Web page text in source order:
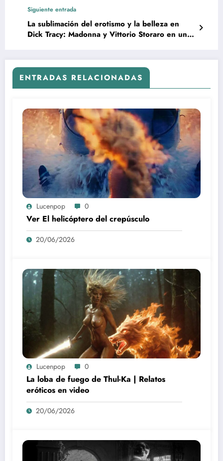
mitopoética de Star wars
Siguiente entrada
La sublimación del erotismo y la belleza en
Dick Tracy: Madonna y Vittorio Storaro en una
ENTRADAS RELACIONADAS
Lucenpop 0
Ver El helicóptero del crepúsculo
20/06/2026
Lucenpop 0
La loba de fuego de Thul-Ka | Relatos
eróticos en video
20/06/2026